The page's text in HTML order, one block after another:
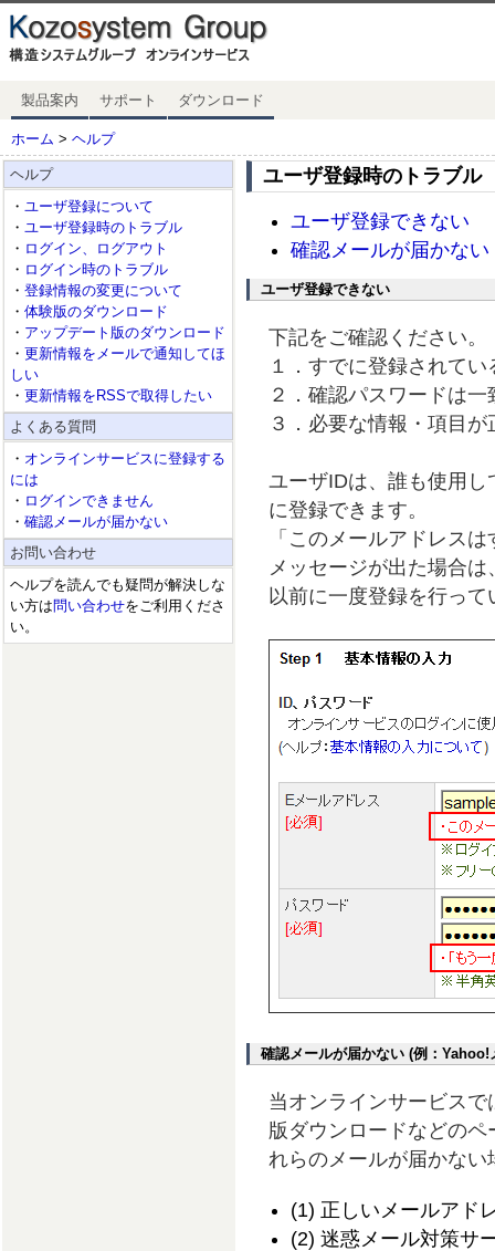
製品案内 サポート ダウンロード
ホーム > ヘルプ
ヘルプ
・ ユーザ登録について
・ ユーザ登録時のトラブル
・ ログイン、ログアウト
・ ログイン時のトラブル
・ 登録情報の変更について
・ 体験版のダウンロード
・ アップデート版のダウンロード
・ 更新情報をメールで通知してほ
しい
・ 更新情報をRSSで取得したい
よくある質問
・ オンラインサービスに登録する
には
・ ログインできません
・ 確認メールが届かない
お問い合わせ
ヘルプを読んでも疑問が解決しな
い方は問い合わせをご利用くださ
い。
ユーザ登録時のトラブル
ユーザ登録できない
確認メールが届かない
ユーザ登録できない
下記をご確認ください。
１．すでに登録されて
２．確認パスワードは
３．必要な情報・項目
ユーザIDは、誰も使用
に登録できます。
「このメールアドレス
メッセージが出た場合
以前に一度登録を行っ
確認メールが届かない (例：Yahoo!
当オンラインサービスで
版ダウンロードなどの
れらのメールが届かな
(1) 正しいメールアド
(2) 迷惑メール対策サ